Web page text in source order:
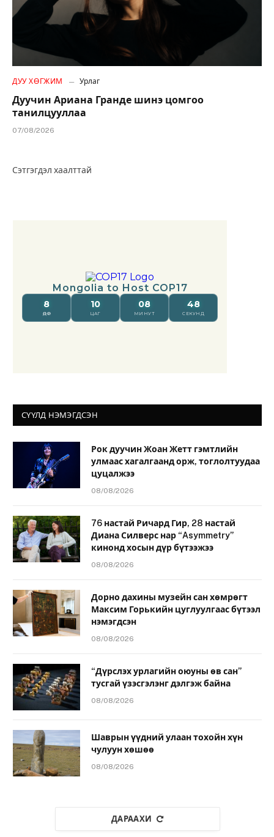
ДУУ ХӨГЖИМ Урлаг
Дуучин Ариана Гранде шинэ цомгоо
танилцууллаа
07/08/2026
Сэтгэгдэл хаалттай
СҮҮЛД НЭМЭГДСЭН
Рок дуучин Жоан Жетт гэмтлийн
улмаас хагалгаанд орж, тоглолтуудаа
цуцалжээ
08/08/2026
76 настай Ричард Гир, 28 настай
Диана Силверс нар “Asymmetry”
кинонд хосын дүр бүтээжээ
08/08/2026
Дорно дахины музейн сан хөмрөгт
Максим Горькийн цуглуулгаас бүтээл
нэмэгдсэн
08/08/2026
“Дүрслэх урлагийн оюуны өв сан”
тусгай үзэсгэлэнг дэлгэж байна
08/08/2026
Шаврын үүдний улаан тохойн хүн
чулуун хөшөө
08/08/2026
ДАРААХИ